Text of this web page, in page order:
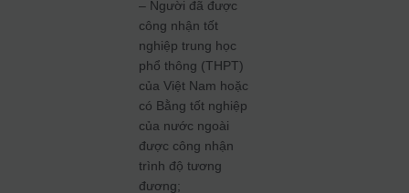
– Người đã được
công nhận tốt
nghiệp trung học
phổ thông (THPT)
của Việt Nam hoặc
có Bằng tốt nghiệp
của nước ngoài
được công nhận
trình độ tương
đương;